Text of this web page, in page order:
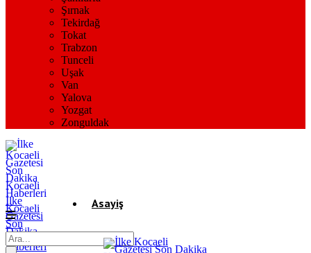
Şırnak
Tekirdağ
Tokat
Trabzon
Tunceli
Uşak
Van
Yalova
Yozgat
Zonguldak
İlke
Kocaeli
Gazetesi
Son
Dakika
Kocaeli
Haberleri
Asayiş
Gündem